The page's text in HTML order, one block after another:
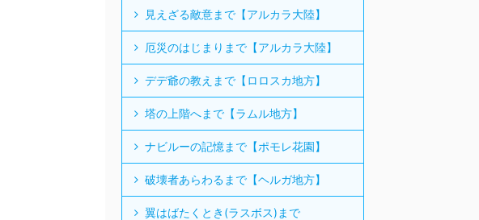
見えざる敵意まで【アルカラ大陸】
厄災のはじまりまで【アルカラ大陸】
デデ爺の教えまで【ロロスカ地方】
塔の上階へまで【ラムル地方】
ナビルーの記憶まで【ポモレ花園】
破壊者あらわるまで【ヘルガ地方】
翼はばたくとき(ラスボス)まで